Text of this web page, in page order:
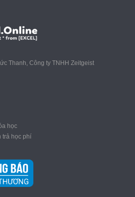
Thanh, Công ty TNHH Zeitgeist
học
trả học phí